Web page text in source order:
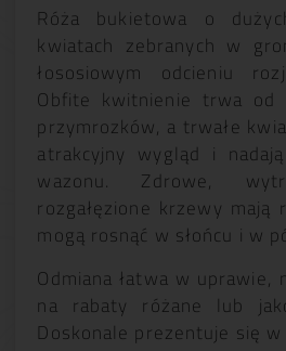
Róża bukietowa o
kwiatach zebranych w
łososiowym odcieniu
Obfite kwitnienie trwa od
przymrozków, a trwałe
atrakcyjny wygląd i
wazonu. Zdrowe,
rozgałęzione krzewy mają
mogą rosnąć w słońcu i w
Odmiana łatwa w uprawie,
na rabaty różane lub
Doskonale prezentuje się w